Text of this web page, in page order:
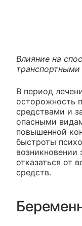
Влияние на
В период
осторожность
средствами и
опасными
повышенной
быстроты
возникновении
отказаться от
средств.